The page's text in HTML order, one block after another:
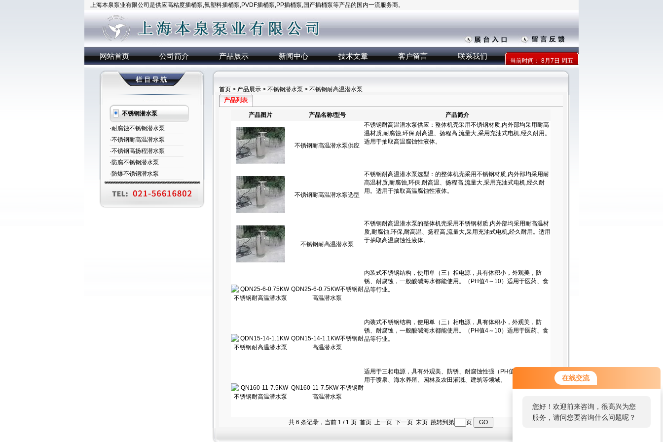
在线交流
您好！欢迎前来咨询，很高兴为您
服务，请问您要咨询什么问题呢？
上海本泉泵业有限公司是供应高粘度插桶泵,氟塑料插桶泵,PVDF插桶泵,PP插桶泵,国产插桶泵等产品的国内一流服务商。
网站首页 公司简介 产品展示 新闻中心 技术文章 客户留言 联系我们
当前时间：8月7日 周五
不锈钢潜水泵
·耐腐蚀不锈钢潜水泵
·不锈钢耐高温潜水泵
·不锈钢高扬程潜水泵
·防腐不锈钢潜水泵
·防爆不锈钢潜水泵
首页> 产品展示> 不锈钢潜水泵 > 不锈钢耐高温潜水泵
产品列表
产品图片 产品名称/型号 产品简介
不锈钢耐高温潜水泵供应
不锈钢耐高温潜水泵选型
不锈钢耐高温潜水泵
QDN25-6-0.75KW不锈钢耐
高温潜水泵
QDN15-14-1.1KW不锈钢耐
高温潜水泵
QN160-11-7.5KW 不锈钢耐
高温潜水泵
共 6 条记录，当前 1 / 1 页 首页 上一页 下一页 末页 跳转到第 页